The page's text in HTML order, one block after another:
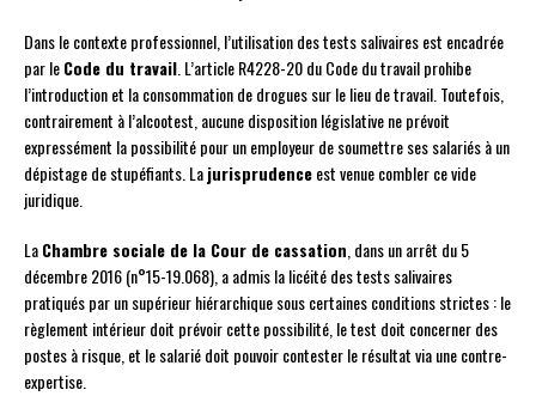
Dans le contexte professionnel, l’utilisation des tests salivaires est encadrée
par leCode du travail . L’article R4228-20 du Code du travail prohibe
l’introduction et la consommation de drogues sur le lieu de travail. Toutefois,
contrairement à l’alcootest, aucune disposition législative ne prévoit
expressément la possibilité pour un employeur de soumettre ses salariés à un
dépistage de stupéfiants. Lajurisprudenceest venue combler ce vide
juridique.
LaChambre sociale de la Cour de cassation , dans un arrêt du 5
décembre 2016 (n°15-19.068), a admis la licéité des tests salivaires
pratiqués par un supérieur hiérarchique sous certaines conditions strictes : le
règlement intérieur doit prévoir cette possibilité, le test doit concerner des
postes à risque, et le salarié doit pouvoir contester le résultat via une contre-
expertise.